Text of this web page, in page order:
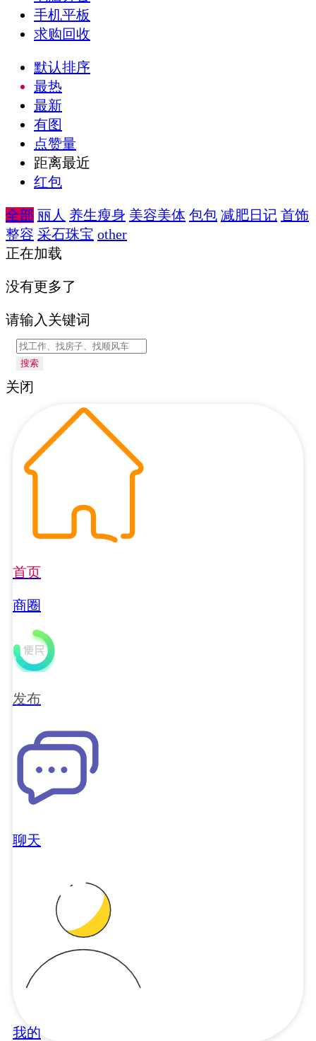
手机平板
求购回收
默认排序
最热
最新
有图
点赞量
距离最近
红包
全部 丽人 养生瘦身 美容美体 包包 减肥日记 首饰
整容 采石珠宝 other
正在加载
没有更多了
请输入关键词
搜索
关闭
首页
商圈
发布
聊天
我的